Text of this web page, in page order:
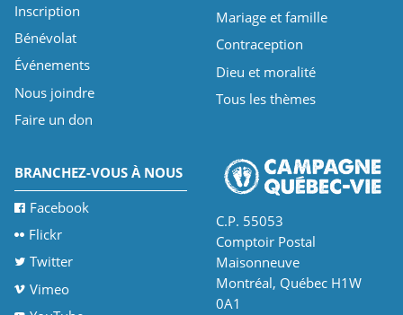
Inscription
Bénévolat
Événements
Nous joindre
Faire un don
Mariage et famille
Contraception
Dieu et moralité
Tous les thèmes
BRANCHEZ-VOUS À NOUS
Facebook
Flickr
Twitter
Vimeo
C.P. 55053
Comptoir Postal
Maisonneuve
Montréal, Québec H1W
0A1